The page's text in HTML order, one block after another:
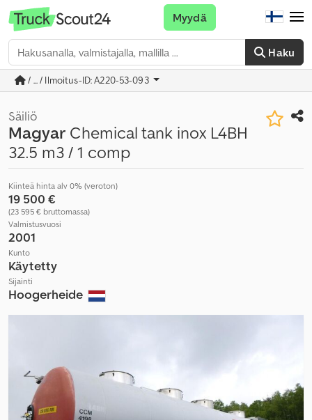
Haku
Myydä
/ ... / Ilmoitus-ID: A220-53-093
Säiliö
Magyar Chemical tank inox L4BH
32.5 m3 / 1 comp
Kiinteä hinta alv 0% (veroton)
19 500 €
(23 595 € bruttomassa)
Valmistusvuosi
2001
Kunto
Käytetty
Sijainti
Hoogerheide